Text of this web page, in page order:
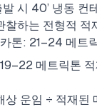
시 40’ 냉동 컨
찰하는 전형적 적
톤: 21–24 메트
메트릭톤 적
상 운임 ÷ 적재된